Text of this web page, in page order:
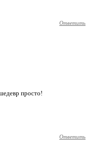
Ответить
просто!
Ответить